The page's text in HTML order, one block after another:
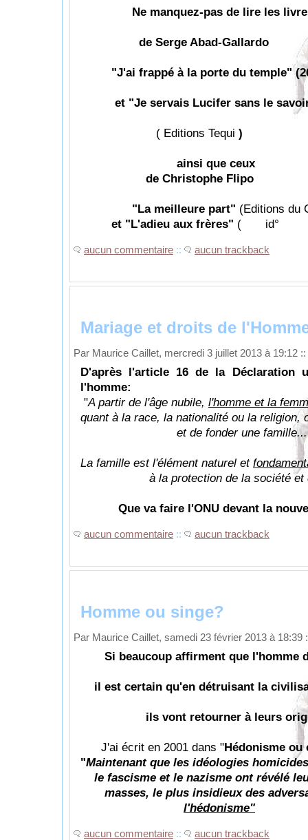
Ne manquez-pas de lire les
de Serge Abad-Gallardo
"J'ai frappé à la porte du temple"
et "Je servais Lucifer sans le
( Editions Tequi )
ainsi que ceux
de Christophe Flipo
"La meilleure part" (Editions du
et "L'adieu aux frères" (
aucun commentaire :: aucun trackback
Mariage et droits de
Par Maurice Caillet, mercredi 3 juillet 2013 à 19:12 ::
D'après l'article 16 de la Déclaration
l'homme:
"A partir de l'âge nubile, l'homme et la
quant à la race, la nationalité ou la religion,
et de fonder une famille...
La famille est l'élément naturel et
à la protection de la société et
Que va faire l'ONU devant la
aucun commentaire :: aucun trackback
Homme ou singe?
Par Maurice Caillet, samedi 23 février 2013 à 18:39
Si beaucoup affirment que l'homme
il est certain qu'en détruisant la
ils vont retourner à leurs
J'ai écrit en 2001 dans "Hédonisme
"Maintenant que les idéologies
le fascisme et le nazisme ont révélé
masses, le plus insidieux des
l'hédonisme"
aucun commentaire :: aucun trackback